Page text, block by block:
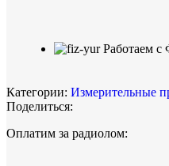
Работаем
Категории: Измерительные
Поделиться:
Оплатим за радиолом: